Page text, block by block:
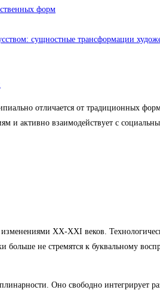
форм
сущностные трансформации
отличается от традиционных
и активно взаимодействует с
XX-XXI веков.
не стремятся к буквальному
Оно свободно